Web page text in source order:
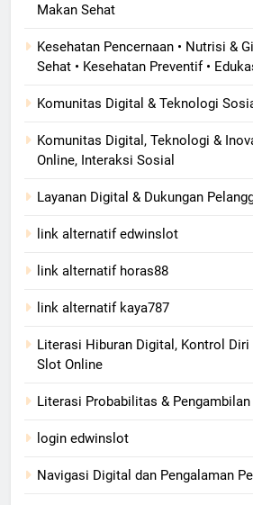
Makan Sehat
Kesehatan Pencernaan • Nutrisi &
Sehat • Kesehatan Preventif •
Komunitas Digital & Teknologi
Komunitas Digital, Teknologi &
Online, Interaksi Sosial
Layanan Digital & Dukungan
link alternatif edwinslot
link alternatif horas88
link alternatif kaya787
Literasi Hiburan Digital, Kontrol Diri
Slot Online
Literasi Probabilitas & Pengambilan
login edwinslot
Navigasi Digital dan Pengalaman